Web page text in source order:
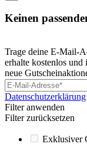
Keinen
Trage deine E-Mail-
erhalte kostenlos
neue
Datenschutzerklärung
Filter anwenden
Filter zurücksetzen
Exklusiver